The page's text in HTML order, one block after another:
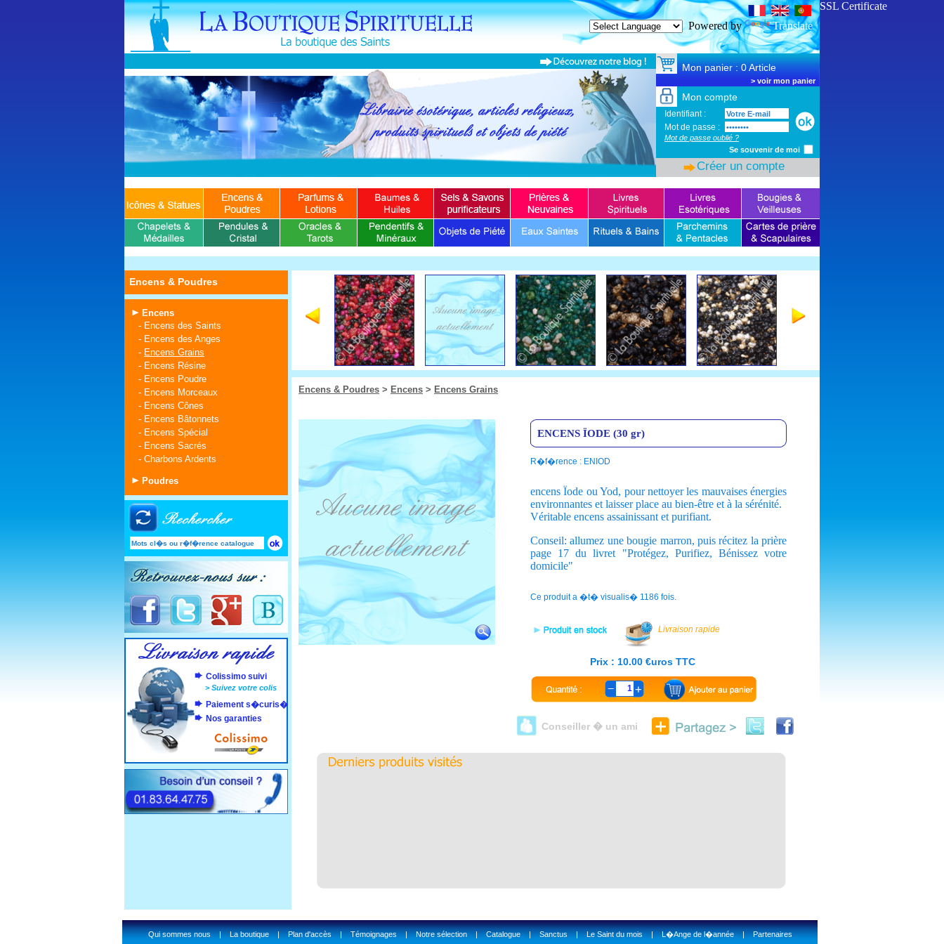
Powered by Translate
Mon panier : 0 Article
> voir mon panier
Mon compte
Identifiant :
Mot de passe :
Mot de passe oublié ?
Se souvenir de moi
Créer un compte
Encens & Poudres
Encens
- Encens des Saints
- Encens des Anges
- Encens Grains
- Encens Résine
- Encens Poudre
- Encens Morceaux
- Encens Cônes
- Encens Bâtonnets
- Encens Spécial
- Encens Sacrés
- Charbons Ardents
Poudres
Colissimo suivi
>Suivez votre colis
Paiement s�curis�
Nos garanties
Encens & Poudres > Encens > Encens Grains
ENCENS ÏODE (30 gr)
R�f�rence : ENIOD
encens Ïode ou Yod, pour nettoyer les mauvaises énergies
environnantes et laisser place au bien-être et à la sérénité.
Véritable encens assainissant et purifiant.
Conseil: allumez une bougie marron, puis récitez la prière
page 17 du livret "Protégez, Purifiez, Bénissez votre
domicile"
Ce produit a �t� visualis� 1186 fois.
Livraison rapide
Prix : 10.00 €uros TTC
1
Conseiller � un ami
Qui sommes nous|La boutique|Plan d'accès|Témoignages|Notre sélection|Catalogue|Sanctus|Le Saint du mois|L�Ange de l�année|Partenaires
SSL Certificate